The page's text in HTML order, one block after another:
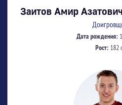
Заитов Амир
Дата рождения:
Рост: 182